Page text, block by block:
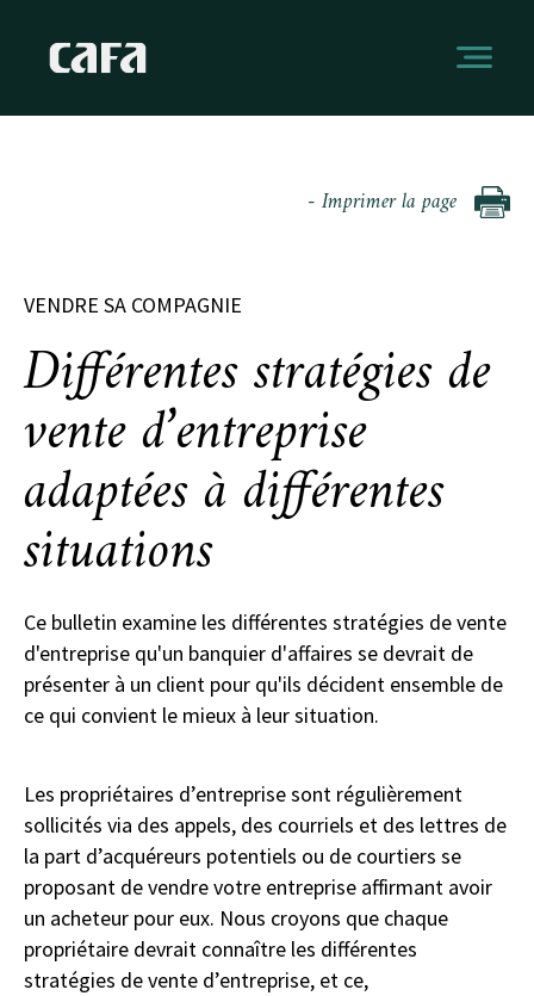
- Imprimer la page
VENDRE SA COMPAGNIE
Différentes stratégies de
vente d’entreprise
adaptées à différentes
situations
Ce bulletin examine les différentes stratégies de vente
d'entreprise qu'un banquier d'affaires se devrait de
présenter à un client pour qu'ils décident ensemble de
ce qui convient le mieux à leur situation.
Les propriétaires d’entreprise sont régulièrement
sollicités via des appels, des courriels et des lettres de
la part d’acquéreurs potentiels ou de courtiers se
proposant de vendre votre entreprise affirmant avoir
un acheteur pour eux. Nous croyons que chaque
propriétaire devrait connaître les différentes
stratégies de vente d’entreprise, et ce,